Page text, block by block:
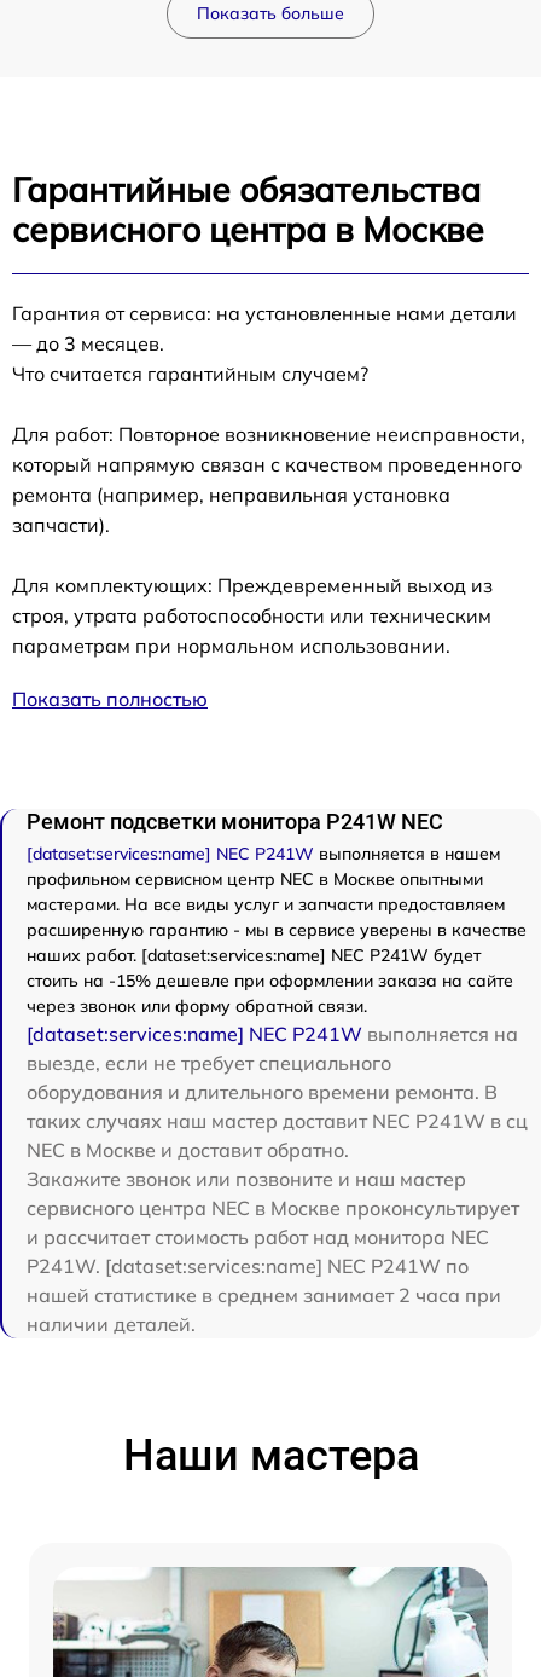
Показать больше
Гарантийные обязательства
сервисного центра в Москве
Гарантия от сервиса: на установленные нами детали
— до 3 месяцев.
Что считается гарантийным случаем?
Для работ: Повторное возникновение неисправности,
который напрямую связан с качеством проведенного
ремонта (например, неправильная установка
запчасти).
Для комплектующих: Преждевременный выход из
строя, утрата работоспособности или техническим
параметрам при нормальном использовании.
Показать полностью
Ремонт подсветки монитора P241W NEC
[dataset:services:name] NEC P241W выполняется в нашем
профильном сервисном центр NEC в Москве опытными
мастерами. На все виды услуг и запчасти предоставляем
расширенную гарантию - мы в сервисе уверены в качестве
наших работ. [dataset:services:name] NEC P241W будет
стоить на -15% дешевле при оформлении заказа на сайте
через звонок или форму обратной связи.
[dataset:services:name] NEC P241W выполняется на
выезде, если не требует специального
оборудования и длительного времени ремонта. В
таких случаях наш мастер доставит NEC P241W в сц
NEC в Москве и доставит обратно.
Закажите звонок или позвоните и наш мастер
сервисного центра NEC в Москве проконсультирует
и рассчитает стоимость работ над монитора NEC
P241W. [dataset:services:name] NEC P241W по
нашей статистике в среднем занимает 2 часа при
наличии деталей.
Наши мастера